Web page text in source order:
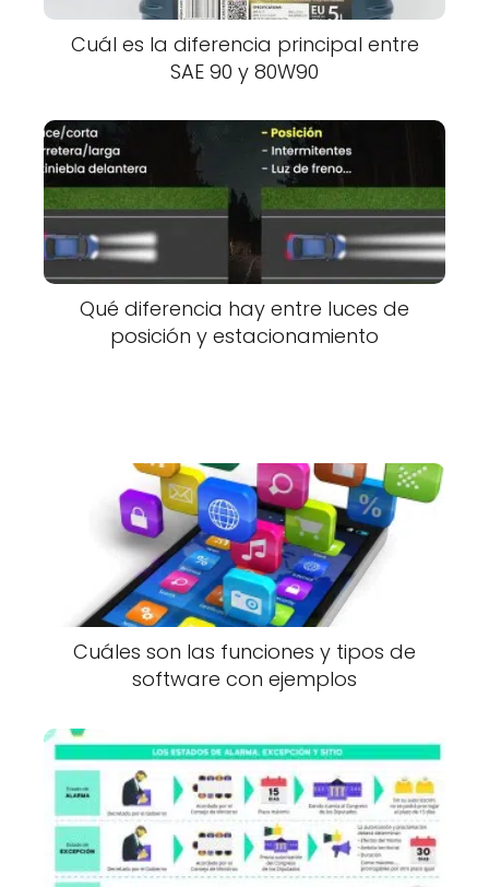
Cuál es la diferencia principal entre
SAE 90 y 80W90
Qué diferencia hay entre luces de
posición y estacionamiento
Cuáles son las funciones y tipos de
software con ejemplos